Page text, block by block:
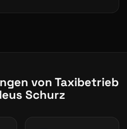
von Taxibetrieb
Schurz